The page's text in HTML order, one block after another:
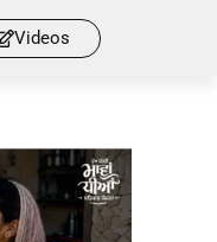
Videos